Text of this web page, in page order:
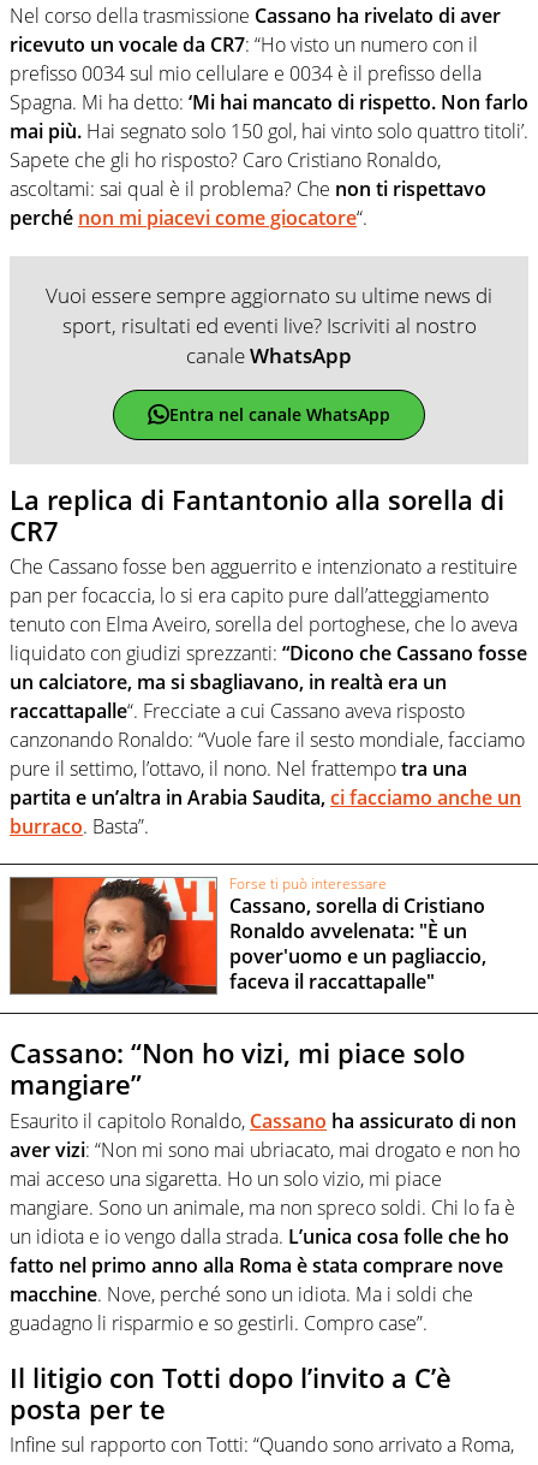
Nel corso della trasmissione Cassano ha rivelato di aver
ricevuto un vocale da CR7: “Ho visto un numero con il
prefisso 0034 sul mio cellulare e 0034 è il prefisso della
Spagna. Mi ha detto: ‘Mi hai mancato di rispetto. Non farlo
mai più. Hai segnato solo 150 gol, hai vinto solo quattro titoli’.
Sapete che gli ho risposto? Caro Cristiano Ronaldo,
ascoltami: sai qual è il problema? Che non ti rispettavo
perché non mi piacevi come giocatore“.
Vuoi essere sempre aggiornato su ultime news di
sport, risultati ed eventi live? Iscriviti al nostro
canaleWhatsApp
Entra nel canale WhatsApp
La replica di Fantantonio alla sorella di
CR7
Che Cassano fosse ben agguerrito e intenzionato a restituire
pan per focaccia, lo si era capito pure dall’atteggiamento
tenuto con Elma Aveiro, sorella del portoghese, che lo aveva
liquidato con giudizi sprezzanti: “Dicono che Cassano fosse
un calciatore, ma si sbagliavano, in realtà era un
raccattapalle“. Frecciate a cui Cassano aveva risposto
canzonando Ronaldo: “Vuole fare il sesto mondiale, facciamo
pure il settimo, l’ottavo, il nono. Nel frattempotra una
partita e un’altra in Arabia Saudita,ci facciamo anche un
burraco. Basta”.
Forse ti può interessare
Cassano, sorella di Cristiano
Ronaldo avvelenata: "È un
pover'uomo e un pagliaccio,
faceva il raccattapalle"
Cassano: “Non ho vizi, mi piace solo
mangiare”
Esaurito il capitolo Ronaldo, Cassano ha assicurato di non
aver vizi: “Non mi sono mai ubriacato, mai drogato e non ho
mai acceso una sigaretta. Ho un solo vizio, mi piace
mangiare. Sono un animale, ma non spreco soldi. Chi lo fa è
un idiota e io vengo dalla strada. L’unica cosa folle che ho
fatto nel primo anno alla Roma è stata comprare nove
macchine. Nove, perché sono un idiota. Ma i soldi che
guadagno li risparmio e so gestirli. Compro case”.
Il litigio con Totti dopo l’invito a C’è
posta per te
Infine sul rapporto con Totti: “Quando sono arrivato a Roma,